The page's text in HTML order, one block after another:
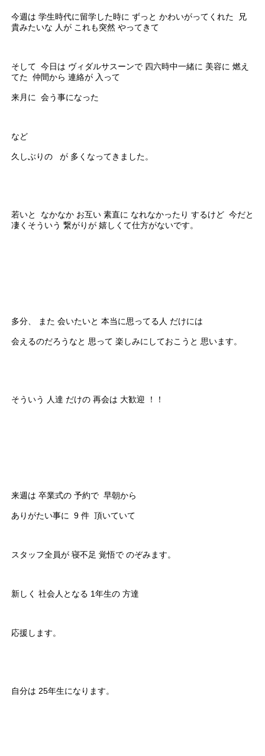
今週は 学生時代に留学した時に ずっと かわいがってくれた 兄
貴みたいな 人が これも突然 やってきて
そして 今日は ヴィダルサスーンで 四六時中一緒に 美容に 燃え
てた 仲間から 連絡が 入って
来月に 会う事になった
など
久しぶりの が 多くなってきました。
若いと なかなか お互い 素直に なれなかったり するけど 今だと
凄くそういう 繋がりが 嬉しくて仕方がないです。
多分、 また 会いたいと 本当に思ってる人 だけには
会えるのだろうなと 思って 楽しみにしておこうと 思います。
そういう 人達 だけの 再会は 大歓迎 ！！
来週は 卒業式の 予約で 早朝から
ありがたい事に 9 件 頂いていて
スタッフ全員が 寝不足 覚悟で のぞみます。
新しく 社会人となる 1年生の 方達
応援します。
自分は 25年生になります。